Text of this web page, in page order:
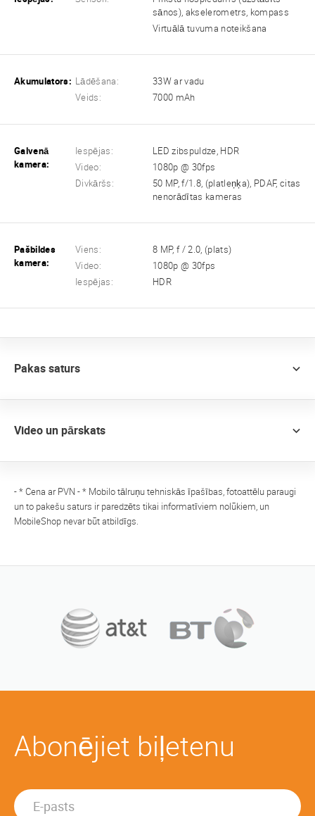
sānos), akselerometrs, kompass
Virtuālā tuvuma noteikšana
Akumulators: Lādēšana:
33W ar vadu
Veids:
7000 mAh
Galvenā
kamera:
Iespējas:
LED zibspuldze, HDR
Video:
1080p @ 30fps
Divkāršs:
50 MP, f/1.8, (platleņķa), PDAF, citas
nenorādītas kameras
Pašbildes
kamera:
Viens:
8 MP, f / 2.0, (plats)
Video:
1080p @ 30fps
Iespējas:
HDR
Pakas saturs
Video un pārskats
- * Cena ar PVN - * Mobilo tālruņu tehniskās īpašības, fotoattēlu paraugi
un to pakešu saturs ir paredzēts tikai informatīviem nolūkiem, un
MobileShop nevar būt atbildīgs.
Abonējiet biļetenu